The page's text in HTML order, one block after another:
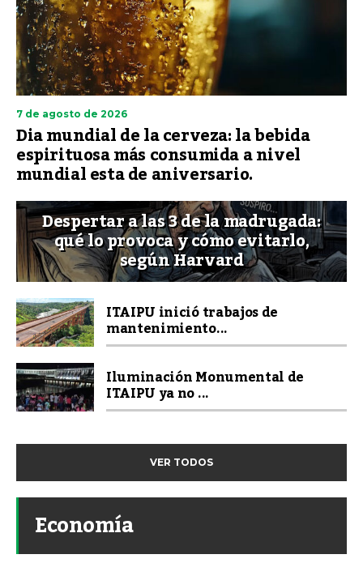
7 de agosto de 2026
Dia mundial de la cerveza: la bebida
espirituosa más consumida a nivel
mundial esta de aniversario.
Despertar a las 3 de la madrugada:
qué lo provoca y cómo evitarlo,
según Harvard
ITAIPU inició trabajos de
mantenimiento...
Iluminación Monumental de
ITAIPU ya no ...
VER TODOS
Economía